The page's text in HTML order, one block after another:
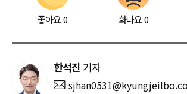
좋아요0 화나요0
한석진 기자